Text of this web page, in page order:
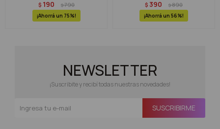
$ 190 $790
75
$ 390 $890
56
NEWSLETTER
¡Suscribite y recibí todas nuestras novedades!
SUSCRIBIRME